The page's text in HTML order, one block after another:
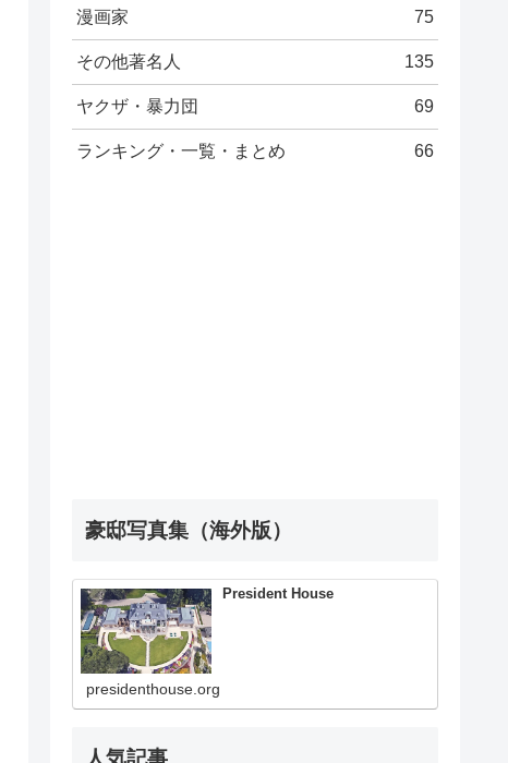
漫画家 75
その他著名人 135
ヤクザ・暴力団 69
ランキング・一覧・まとめ 66
豪邸写真集（海外版）
President House
presidenthouse.org
人気記事